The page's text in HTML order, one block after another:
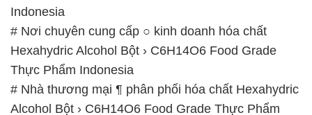
Indonesia
# Nơi chuyên cung cấp ○ kinh doanh hóa chất
Hexahydric Alcohol Bột › C6H14O6 Food Grade
Thực Phẩm Indonesia
# Nhà thương mại ¶ phân phối hóa chất Hexahydric
Alcohol Bột › C6H14O6 Food Grade Thực Phẩm